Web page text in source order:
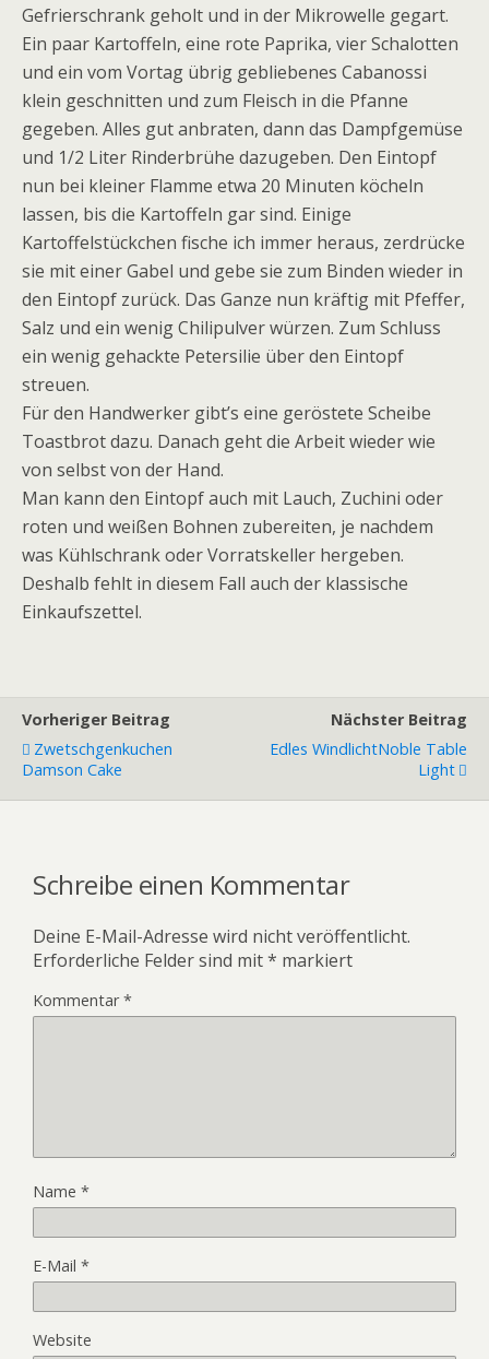
Gefrierschrank geholt und in der Mikrowelle gegart.
Ein paar Kartoffeln, eine rote Paprika, vier Schalotten
und ein vom Vortag übrig gebliebenes Cabanossi
klein geschnitten und zum Fleisch in die Pfanne
gegeben. Alles gut anbraten, dann das Dampfgemüse
und 1/2 Liter Rinderbrühe dazugeben. Den Eintopf
nun bei kleiner Flamme etwa 20 Minuten köcheln
lassen, bis die Kartoffeln gar sind. Einige
Kartoffelstückchen fische ich immer heraus, zerdrücke
sie mit einer Gabel und gebe sie zum Binden wieder in
den Eintopf zurück. Das Ganze nun kräftig mit Pfeffer,
Salz und ein wenig Chilipulver würzen. Zum Schluss
ein wenig gehackte Petersilie über den Eintopf
streuen.
Für den Handwerker gibt’s eine geröstete Scheibe
Toastbrot dazu. Danach geht die Arbeit wieder wie
von selbst von der Hand.
Man kann den Eintopf auch mit Lauch, Zuchini oder
roten und weißen Bohnen zubereiten, je nachdem
was Kühlschrank oder Vorratskeller hergeben.
Deshalb fehlt in diesem Fall auch der klassische
Einkaufszettel.
Vorheriger Beitrag
Zwetschgenkuchen
Damson Cake
Nächster Beitrag
Edles WindlichtNoble Table
Light
Schreibe einen Kommentar
Deine E-Mail-Adresse wird nicht veröffentlicht.
Erforderliche Felder sind mit* markiert
Kommentar*
Name *
E-Mail *
Website